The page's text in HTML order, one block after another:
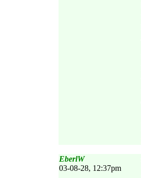
EberlW
03-08-28, 12:37pm